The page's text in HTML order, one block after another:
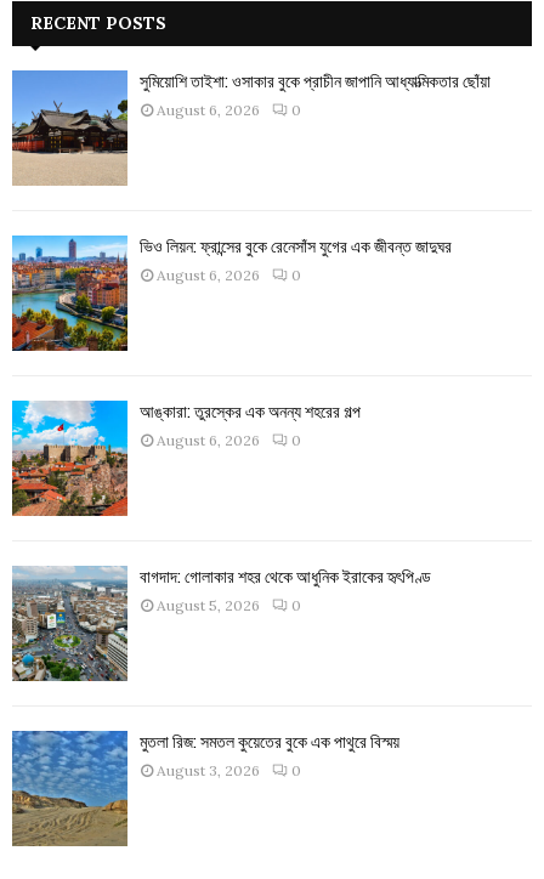
RECENT POSTS
সুমিয়োশি তাইশা: ওসাকার বুকে প্রাচীন জাপানি আধ্যাত্মিকতার ছোঁয়া
August 6, 2026 0
ভিও লিয়ন: ফ্রান্সের বুকে রেনেসাঁস যুগের এক জীবন্ত জাদুঘর
August 6, 2026 0
আঙ্কারা: তুরস্কের এক অনন্য শহরের গল্প
August 6, 2026 0
বাগদাদ: গোলাকার শহর থেকে আধুনিক ইরাকের হৃৎপিণ্ড
August 5, 2026 0
মুতলা রিজ: সমতল কুয়েতের বুকে এক পাথুরে বিস্ময়
August 3, 2026 0